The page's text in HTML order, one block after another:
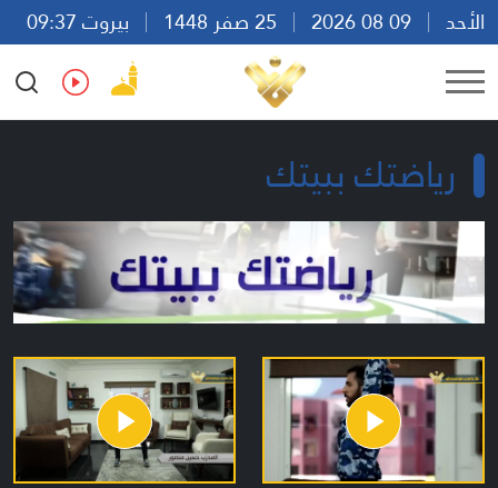
الأحد
بيروت 09:37
Ar
En Fr Es
رياضتك ببيتك